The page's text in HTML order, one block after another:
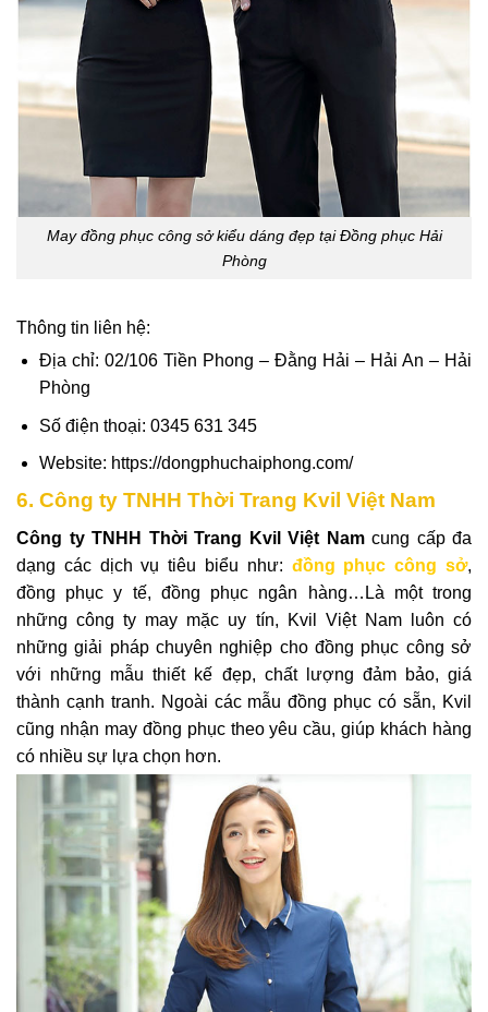
May đồng phục công sở kiểu dáng đẹp tại Đồng phục Hải
Phòng
Thông tin liên hệ:
Địa chỉ: 02/106 Tiền Phong – Đằng Hải – Hải An – Hải
Phòng
Số điện thoại: 0345 631 345
Website: https://dongphuchaiphong.com/
6. Công ty TNHH Thời Trang Kvil Việt Nam
Công ty TNHH Thời Trang Kvil Việt Namcung cấp đa
dạng các dịch vụ tiêu biểu như: đồng phục công sở,
đồng phục y tế, đồng phục ngân hàng…Là một trong
những công ty may mặc uy tín,
Kvil Việt Nam luôn có
những giải pháp chuyên nghiệp cho đồng phục công sở
với những mẫu thiết kế đẹp, chất lượng đảm bảo, giá
thành cạnh tranh. Ngoài các mẫu đồng phục có sẵn, Kvil
cũng nhận may đồng phục theo yêu cầu, giúp khách hàng
có nhiều sự lựa chọn hơn.